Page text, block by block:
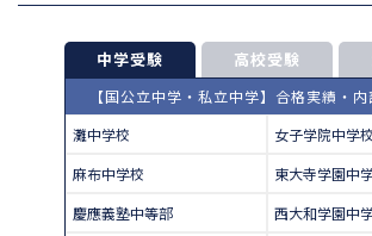
中学受験 高校受験
【国公立中学・私立中学】合格実績・
灘中学校
女子学院中学校
麻布中学校
東大寺学園中
慶應義塾中等部
西大和学園中